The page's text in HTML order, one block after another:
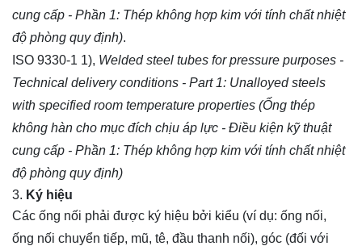
cung cấp - Phần 1: Thép không hợp kim với tính chất nhiệt
độ phòng quy định).
ISO 9330-1 1), Welded steel tubes for pressure purposes -
Technical delivery conditions - Part 1: Unalloyed steels
with specified room temperature properties (Ống thép
không hàn cho mục đích chịu áp lực - Điều kiện kỹ thuật
cung cấp - Phần 1: Thép không hợp kim với tính chất nhiệt
độ phòng quy định)
Ký hiệu
Các ống nối phải được ký hiệu bởi kiểu (ví dụ: ống nối,
ống nối chuyển tiếp, mũ, tê, đầu thanh nối), góc (đối với